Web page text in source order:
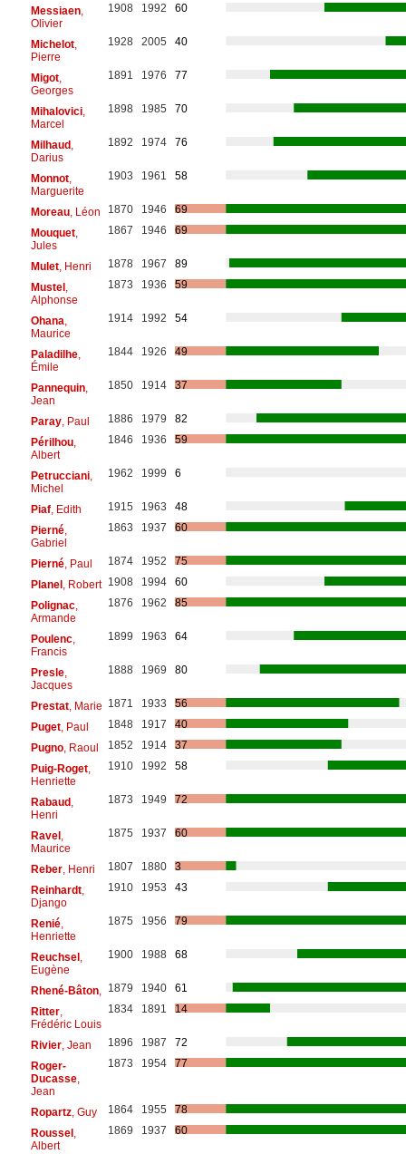
Messiaen,
Olivier
1908 1992 60
Michelot,
Pierre
1928 2005 40
Migot,
Georges
1891 1976 77
Mihalovici,
Marcel
1898 1985 70
Milhaud,
Darius
1892 1974 76
Monnot,
Marguerite
1903 1961 58
Moreau, Léon 1870 1946
69
Mouquet,
Jules
1867 1946 69
Mulet, Henri 1878 1967
89
Mustel,
Alphonse
1873 1936 59
Ohana
Maurice
1914 1992 54
Paladilhe,
Émile
1844 1926 49
Pannequin,
Jean
1850 1914 37
Paray, Paul 1886 1979
82
Périlhou,
Albert
1846 1936 59
Petrucciani,
Michel
1962 1999 6
Piaf, Edith 1915 1963
48
Pierné,
Gabriel
1863 1937 60
Pierné, Paul 1874 1952
75
Planel, Robert 1908 1994
60
Polignac,
Armande
1876 1962 85
Poulenc,
Francis
1899 1963 64
Presle,
Jacques
1888 1969 80
Prestat, Marie 1871 1933
56
Puget, Paul 1848 1917
40
Pugno, Raoul 1852 1914
37
Puig-Roget,
Henriette
1910 1992 58
Rabaud,
Henri
1873 1949 72
Ravel,
Maurice
1875 1937 60
Reber, Henri 1807 1880
3
Reinhardt,
Django
1910 1953 43
Renié,
Henriette
1875 1956 79
Reuchsel,
Eugène
1900 1988 68
Rhené-Bâton, 1879 1940
61
Ritter,
Frédéric Louis
1834 1891 14
Rivier, Jean 1896 1987
72
Roger-
Ducasse,
Jean
1873 1954 77
Ropartz, Guy 1864 1955
78
Roussel,
Albert
1869 1937 60